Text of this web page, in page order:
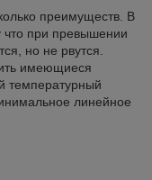
преимуществ. В
что при превышении
но не рвутся.
имеющиеся
температурный
линейное